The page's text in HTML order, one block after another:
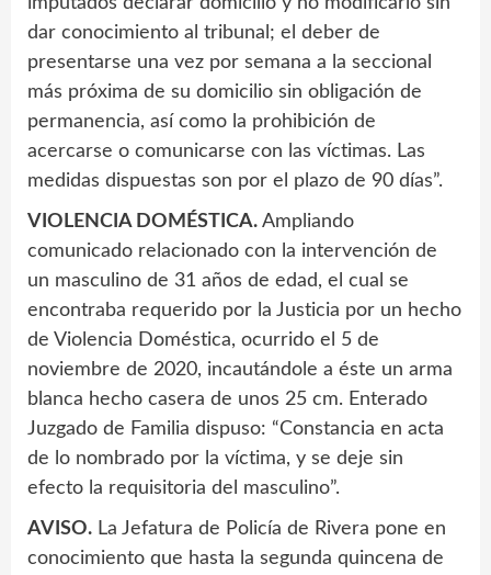
dar conocimiento al tribunal; el deber de
presentarse una vez por semana a la seccional
más próxima de su domicilio sin obligación de
permanencia, así como la prohibición de
acercarse o comunicarse con las víctimas. Las
medidas dispuestas son por el plazo de 90 días”.
VIOLENCIA DOMÉSTICA. Ampliando
comunicado relacionado con la intervención de
un masculino de 31 años de edad, el cual se
encontraba requerido por la Justicia por un hecho
de Violencia Doméstica, ocurrido el 5 de
noviembre de 2020, incautándole a éste un arma
blanca hecho casera de unos 25 cm. Enterado
Juzgado de Familia dispuso: “Constancia en acta
de lo nombrado por la víctima, y se deje sin
efecto la requisitoria del masculino”.
AVISO. La Jefatura de Policía de Rivera pone en
conocimiento que hasta la segunda quincena de